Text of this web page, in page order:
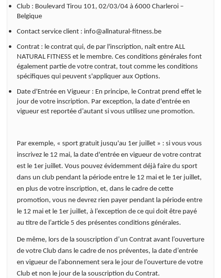
Club : Boulevard Tirou 101, 02/03/04 à 6000 Charleroi –
Belgique
Contact service client : info@allnatural-fitness.be
Contrat : le contrat qui, de par l'inscription, naît entre ALL
NATURAL FITNESS et le membre. Ces conditions générales font
également partie de votre contrat, tout comme les conditions
spécifiques qui peuvent s'appliquer aux Options.
Date d'Entrée en Vigueur : En principe, le Contrat prend effet le
jour de votre inscription. Par exception, la date d'entrée en
vigueur est reportée d’autant si vous utilisez une promotion.
Par exemple, « sport gratuit jusqu'au 1er juillet » : si vous vous
inscrivez le 12 mai, la date d'entrée en vigueur de votre contrat
est le 1er juillet. Vous pouvez évidemment déjà faire du sport
dans un club pendant la période entre le 12 mai et le 1er juillet,
en plus de votre inscription, et, dans le cadre de cette
promotion, vous ne devrez rien payer pendant la période entre
le 12 mai et le 1er juillet, à l’exception de ce qui doit être payé
au titre de l’article 5 des présentes conditions générales.
De même, lors de la souscription d’un Contrat avant l’ouverture
de votre Club dans le cadre de nos préventes, la date d’entrée
en vigueur de l’abonnement sera le jour de l’ouverture de votre
Club et non le jour de la souscription du Contrat.